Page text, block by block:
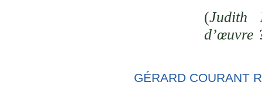
(Judith
d’œuvre
GÉRARD COURANT